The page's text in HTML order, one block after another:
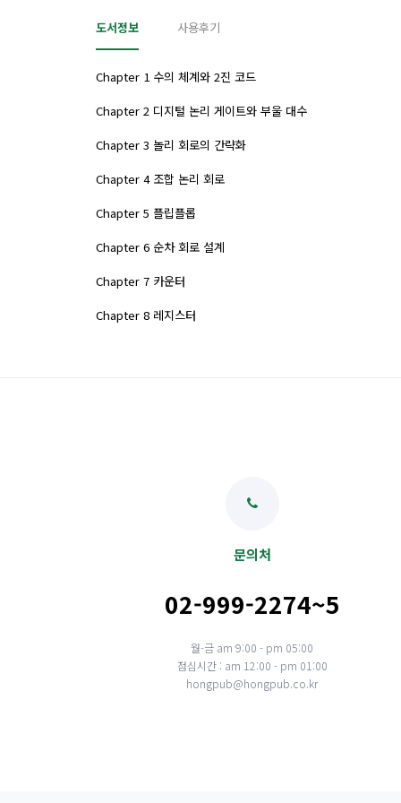
도서정보 사용후기
Chapter 1 수의 체계와 2진 코드
Chapter 2 디지털 논리 게이트와 부울 대수
Chapter 3 놀리 회로의 간략화
Chapter 4 조합 논리 회로
Chapter 5 플립플롭
Chapter 6 순차 회로 설계
Chapter 7 카운터
Chapter 8 레지스터
문의처
02-999-2274~5
월-금 am 9:00 - pm 05:00
점심시간 : am 12:00 - pm 01:00
hongpub@hongpub.co.kr